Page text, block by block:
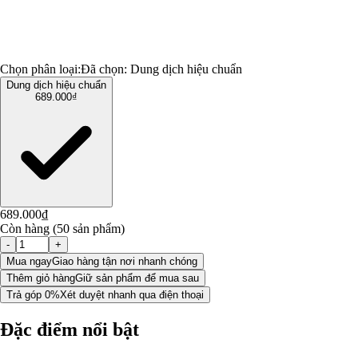
Chọn phân loại:Đã chọn: Dung dịch hiệu chuẩn
Dung dịch hiệu chuẩn
689.000₫
689.000₫
Còn hàng (50 sản phẩm)
-
+
Mua ngayGiao hàng tận nơi nhanh chóng
Thêm giỏ hàngGiữ sản phẩm để mua sau
Trả góp 0%Xét duyệt nhanh qua điện thoại
Đặc điểm nổi bật